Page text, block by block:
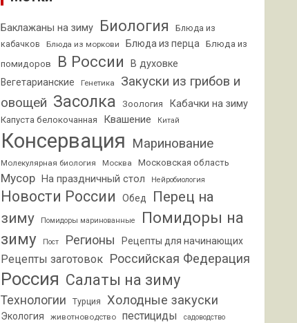
Баклажаны на зиму Биология
Блюда из
кабачков
Блюда из моркови Блюда из перца
Блюда из
помидоров
В России В духовке
Вегетарианские Генетика
Закуски из грибов и
овощей Засолка Зоология Кабачки на зиму
Капуста белокочанная Квашение Китай
Консервация Маринование
Молекулярная биология Москва Московская область
Мусор На праздничный стол Нейробиология
Новости России Обед
Перец на
зиму
Помидоры маринованные
Помидоры на
зиму
Пост Регионы Рецепты для начинающих
Рецепты заготовок Российская Федерация
Россия Салаты на зиму
Технологии Турция Холодные закуски
Экология животноводство пестициды садоводство